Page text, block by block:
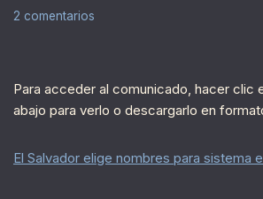
2 comentarios
Para acceder al comunicado, hacer clic
abajo para verlo o descargarlo en
El Salvador elige nombres para sistema